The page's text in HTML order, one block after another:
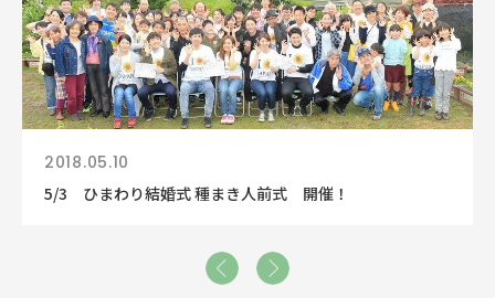
2018.05.10
5/3 ひまわり結婚式 種まき人前式 開催！